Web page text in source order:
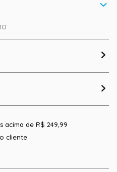
acima de R$ 249,99
cliente